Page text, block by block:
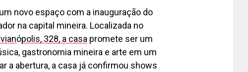
novo espaço com a inauguração do
na capital mineira. Localizada no
ópolis, 328, a casa promete ser um
gastronomia mineira e arte em um
a abertura, a casa já confirmou shows